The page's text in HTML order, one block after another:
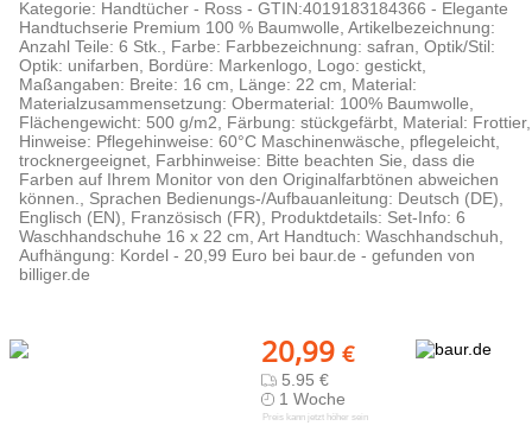
Kategorie: Handtücher - Ross - GTIN:4019183184366 - Elegante
Handtuchserie Premium 100 % Baumwolle, Artikelbezeichnung:
Anzahl Teile: 6 Stk., Farbe: Farbbezeichnung: safran, Optik/Stil:
Optik: unifarben, Bordüre: Markenlogo, Logo: gestickt,
Maßangaben: Breite: 16 cm, Länge: 22 cm, Material:
Materialzusammensetzung: Obermaterial: 100% Baumwolle,
Flächengewicht: 500 g/m2, Färbung: stückgefärbt, Material: Frottier,
Hinweise: Pflegehinweise: 60°C Maschinenwäsche, pflegeleicht,
trocknergeeignet, Farbhinweise: Bitte beachten Sie, dass die
Farben auf Ihrem Monitor von den Originalfarbtönen abweichen
können., Sprachen Bedienungs-/Aufbauanleitung: Deutsch (DE),
Englisch (EN), Französisch (FR), Produktdetails: Set-Info: 6
Waschhandschuhe 16 x 22 cm, Art Handtuch: Waschhandschuh,
Aufhängung: Kordel - 20,99 Euro bei baur.de - gefunden von
billiger.de
20,99 €
5.95 €
1 Woche
Preis kann jetzt höher sein